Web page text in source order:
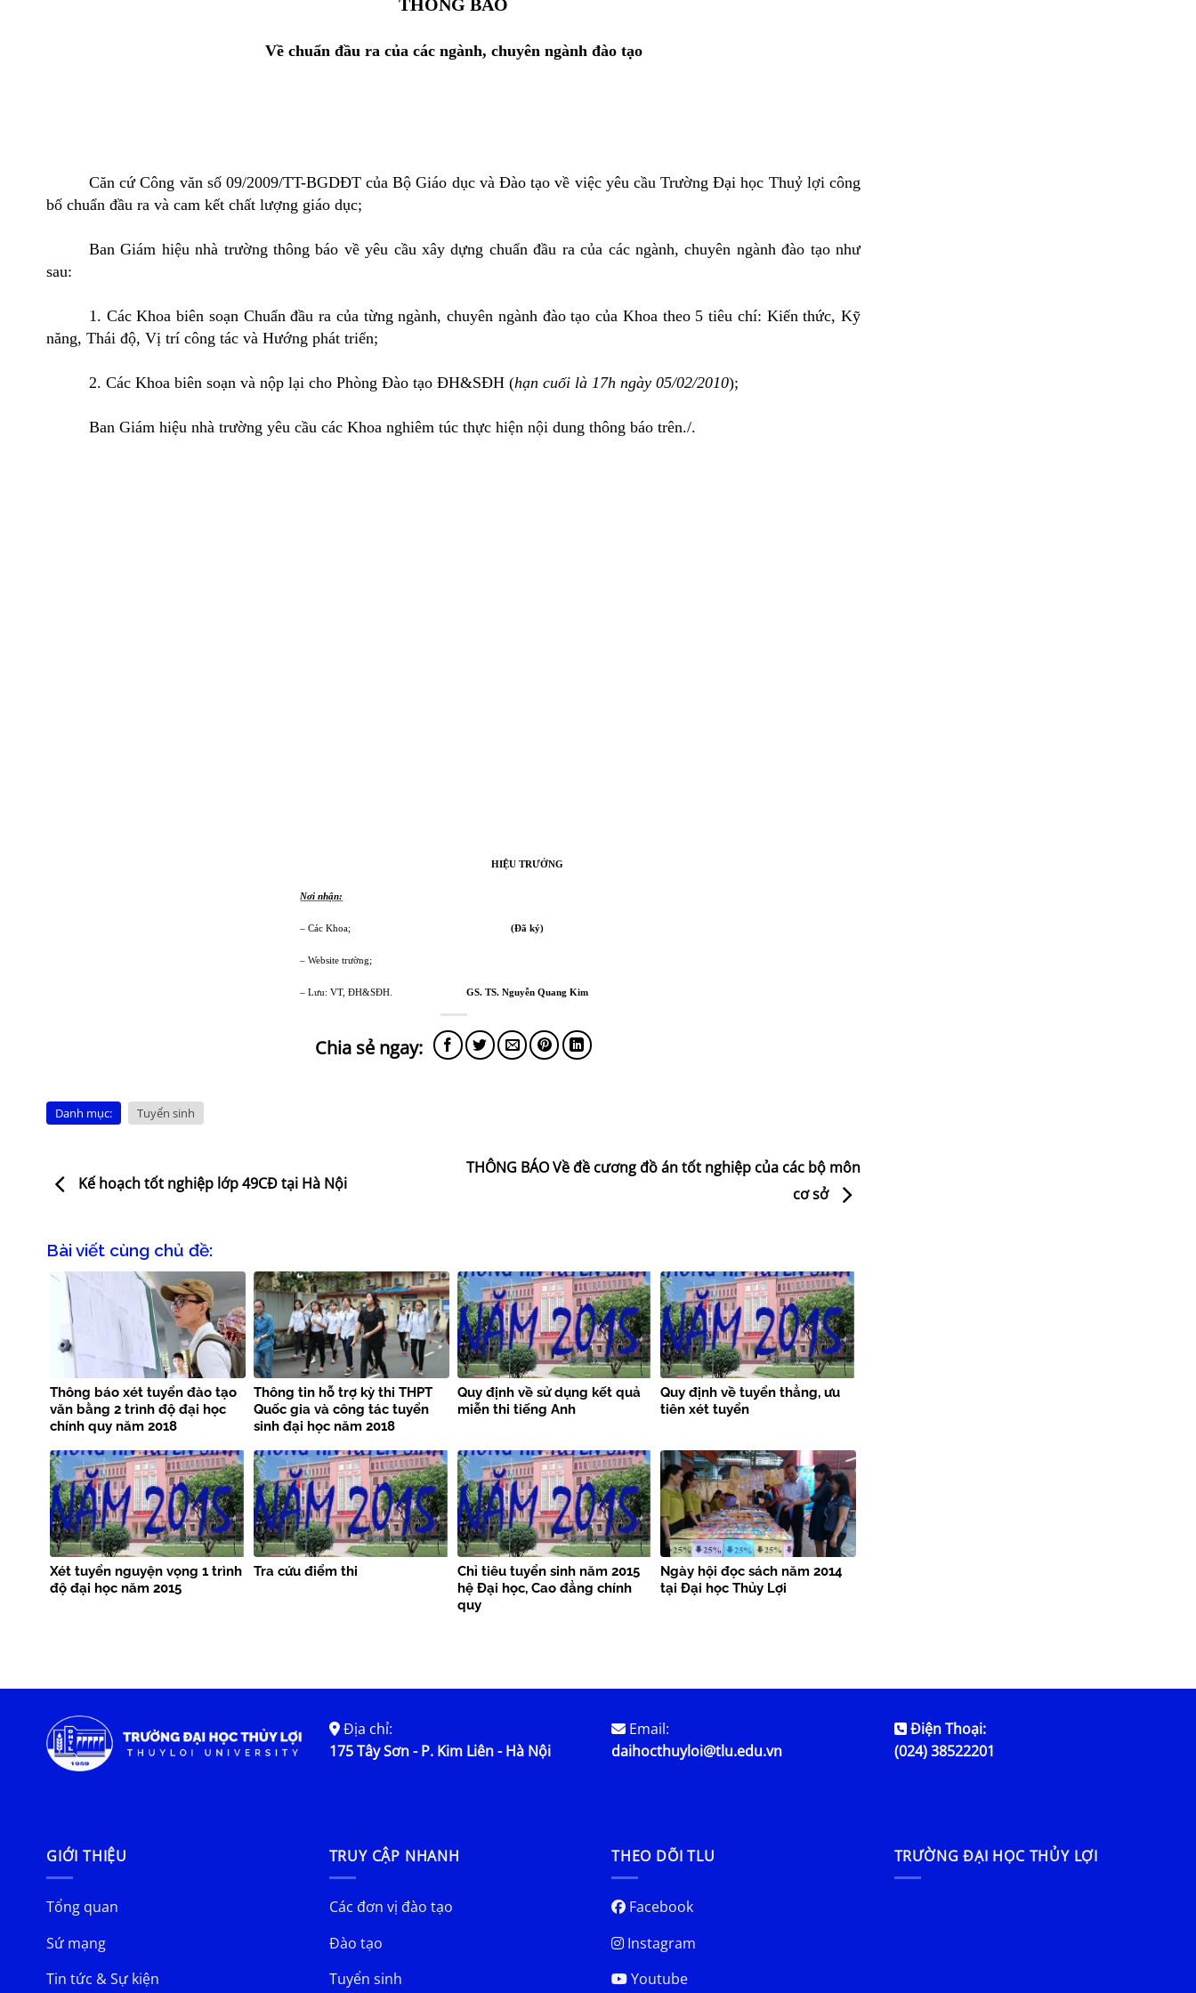
THÔNG BÁO
Về chuẩn đầu ra của các ngành, chuyên ngành đào tạo
Căn cứ Công văn số 09/2009/TT-BGDĐT của Bộ Giáo dục và Đào tạo về việc yêu cầu Trường Đại học Thuỷ lợi công
bố chuẩn đầu ra và cam kết chất lượng giáo dục;
Ban Giám hiệu nhà trường thông báo về yêu cầu xây dựng chuẩn đầu ra của các ngành, chuyên ngành đào tạo như
sau:
1. Các Khoa biên soạn Chuẩn đầu ra của từng ngành, chuyên ngành đào tạo của Khoa theo 5 tiêu chí: Kiến thức, Kỹ
năng, Thái độ, Vị trí công tác và Hướng phát triển;
2. Các Khoa biên soạn và nộp lại cho Phòng Đào tạo ĐH&SĐH (hạn cuối là 17h ngày 05/02/2010);
Ban Giám hiệu nhà trường yêu cầu các Khoa nghiêm túc thực hiện nội dung thông báo trên./.
HIỆU TRƯỞNG
Nơi nhận:
– Các Khoa; (Đã ký)
– Website trường;
– Lưu: VT, ĐH&SĐH. GS. TS. Nguyễn Quang Kim
Danh mục: Tuyển sinh
Kế hoạch tốt nghiệp lớp 49CĐ tại Hà Nội
THÔNG BÁO Về đề cương đồ án tốt nghiệp của các bộ môn
cơ sở
Bài viết cùng chủ đề:
Thông báo xét tuyển đào tạo
văn bằng 2 trình độ đại học
chính quy năm 2018
Thông tin hỗ trợ kỳ thi THPT
Quốc gia và công tác tuyển
sinh đại học năm 2018
Quy định về sử dụng kết quả
miễn thi tiếng Anh
Quy định về tuyển thẳng, ưu
tiên xét tuyển
Xét tuyển nguyện vọng 1 trình
độ đại học năm 2015
Tra cứu điểm thi
Chỉ tiêu tuyển sinh năm 2015
hệ Đại học, Cao đẳng chính
quy
Ngày hội đọc sách năm 2014
tại Đại học Thủy Lợi
Địa chỉ:
175 Tây Sơn - P. Kim Liên - Hà Nội
Email:
daihocthuyloi@tlu.edu.vn
Điện Thoại:
(024) 38522201
GIỚI THIỆU
Tổng quan
Sứ mạng
Tin tức & Sự kiện
TRUY CẬP NHANH
Các đơn vị đào tạo
Đào tạo
Tuyển sinh
THEO DÕI TLU
Facebook
Instagram
Youtube
TRƯỜNG ĐẠI HỌC THỦY LỢI